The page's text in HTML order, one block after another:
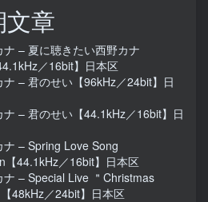
章
– 夏に聴きたい西野カナ
／16bit】日本区
– 君のせい【96kHz／24bit】日
– 君のせい【44.1kHz／16bit】日
– Spring Love Song
【44.1kHz／16bit】日本区
– Special Live ＂Christmas
48kHz／24bit】日本区